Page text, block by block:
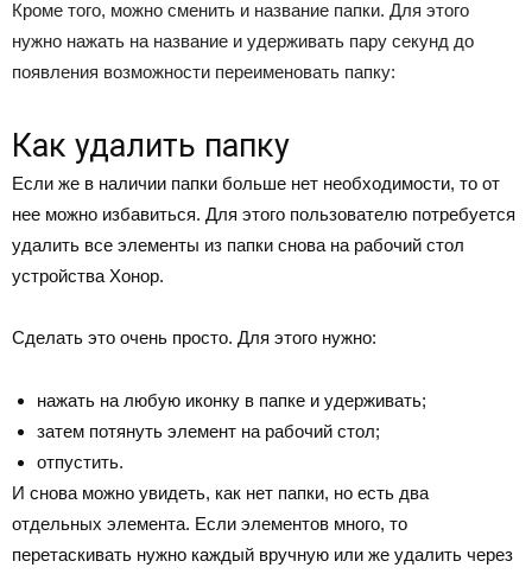
Кроме того, можно сменить и название папки. Для этого
нужно нажать на название и удерживать пару секунд до
появления возможности переименовать папку:
Как удалить папку
Если же в наличии папки больше нет необходимости, то от
нее можно избавиться. Для этого пользователю потребуется
удалить все элементы из папки снова на рабочий стол
устройства Хонор.
Сделать это очень просто. Для этого нужно:
нажать на любую иконку в папке и удерживать;
затем потянуть элемент на рабочий стол;
отпустить.
И снова можно увидеть, как нет папки, но есть два
отдельных элемента. Если элементов много, то
перетаскивать нужно каждый вручную или же удалить через